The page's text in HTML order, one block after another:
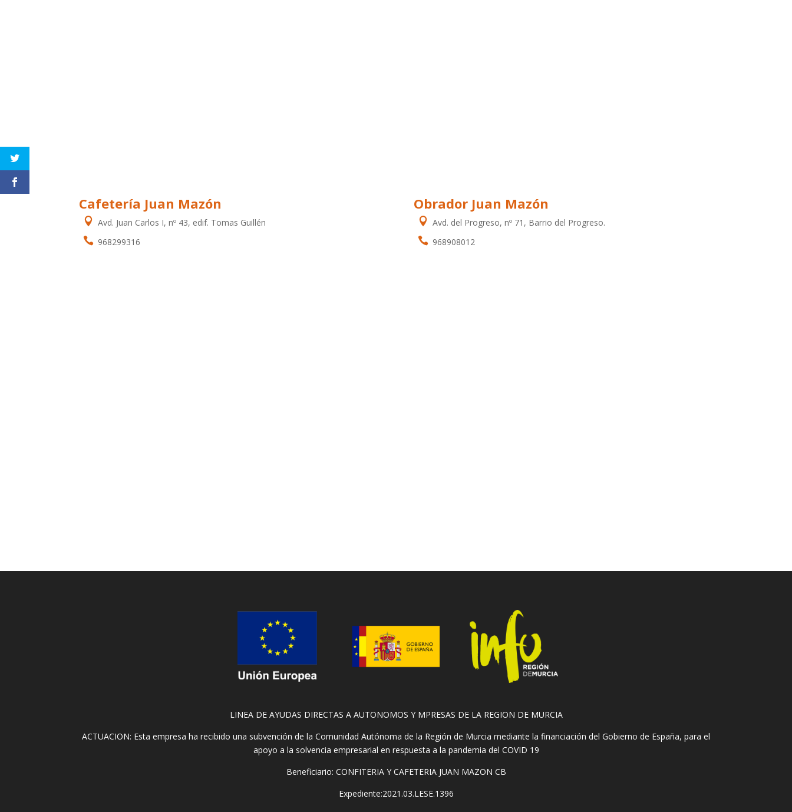
Cafetería Juan Mazón
 Avd. Juan Carlos I, nº 43, edif. Tomas Guillén
 968299316
Obrador Juan Mazón
 Avd. del Progreso, nº 71, Barrio del Progreso.
 968908012
LINEA DE AYUDAS DIRECTAS A AUTONOMOS Y MPRESAS DE LA REGION DE MURCIA
ACTUACION: Esta empresa ha recibido una subvención de la Comunidad Autónoma de la Región de Murcia mediante la financiación del Gobierno de España, para el
apoyo a la solvencia empresarial en respuesta a la pandemia del COVID 19
Beneficiario: CONFITERIA Y CAFETERIA JUAN MAZON CB
Expediente:2021.03.LESE.1396